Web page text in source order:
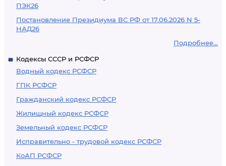
ПЭК26
Постановление Президиума ВС РФ от 17.06.2026 N 5-
НАД26
Подробнее...
Кодексы СССР и РСФСР
Водный кодекс РСФСР
ГПК РСФСР
Гражданский кодекс РСФСР
Жилищный кодекс РСФСР
Земельный кодекс РСФСР
Исправительно - трудовой кодекс РСФСР
КоАП РСФСР